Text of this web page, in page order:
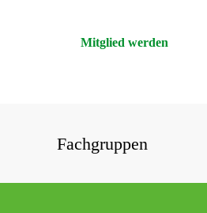
Mitglied werden
Fachgruppen